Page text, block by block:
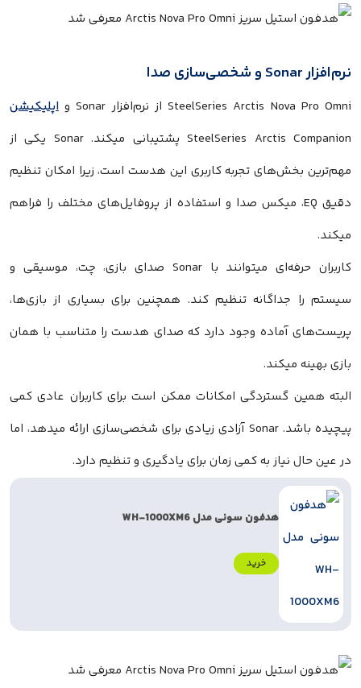
نرم‌افزار Sonar و شخصی‌سازی صدا
SteelSeries Arctis Nova Pro Omni از نرم‌افزار Sonar و
اپلیکیشن
SteelSeries Arctis Companion پشتیبانی میکند. Sonar یکی از
مهم‌ترین بخش‌های تجربه کاربری این هدست است، زیرا امکان تنظیم
دقیق EQ، میکس صدا و استفاده از پروفایل‌های مختلف را فراهم
میکند.
کاربران حرفه‌ای میتوانند با Sonar صدای بازی، چت، موسیقی و
سیستم را جداگانه تنظیم کند. همچنین برای بسیاری از بازی‌ها،
پریست‌های آماده وجود دارد که صدای هدست را متناسب با همان
بازی بهینه میکند.
البته همین گستردگی امکانات ممکن است برای کاربران عادی کمی
پیچیده باشد. Sonar آزادی زیادی برای شخصی‌سازی ارائه میدهد، اما
در عین حال نیاز به کمی زمان برای یادگیری و تنظیم دارد.
هدفون سونی مدل WH-1000XM6
خرید